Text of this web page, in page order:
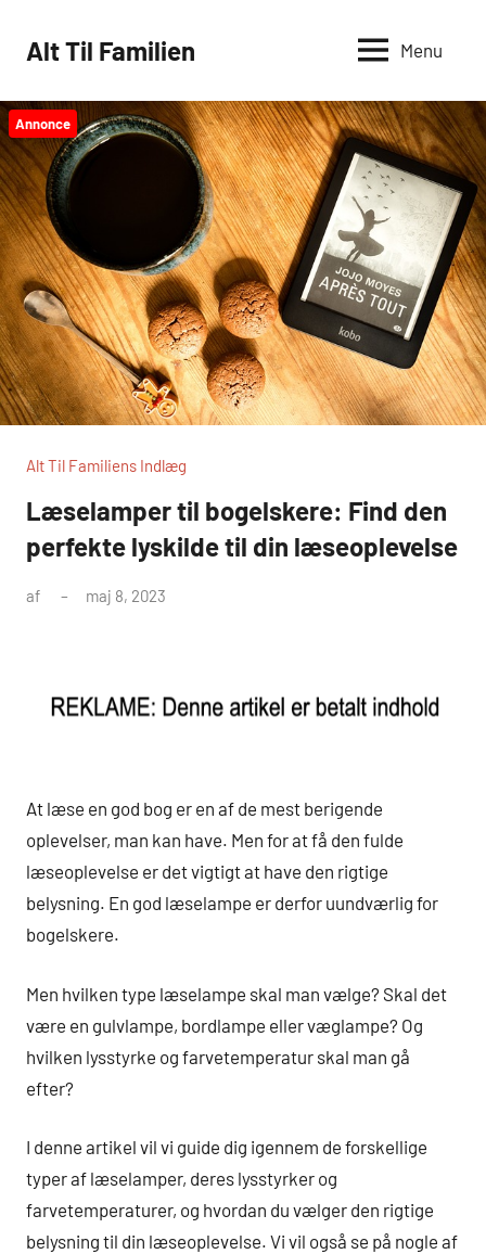
Alt Til Familien Menu
Annonce
Alt Til Familiens Indlæg
Læselamper til bogelskere: Find den
perfekte lyskilde til din læseoplevelse
af maj 8, 2023
At læse en god bog er en af de mest berigende
oplevelser, man kan have. Men for at få den fulde
læseoplevelse er det vigtigt at have den rigtige
belysning. En god læselampe er derfor uundværlig for
bogelskere.
Men hvilken type læselampe skal man vælge? Skal det
være en gulvlampe, bordlampe eller væglampe? Og
hvilken lysstyrke og farvetemperatur skal man gå
efter?
I denne artikel vil vi guide dig igennem de forskellige
typer af læselamper, deres lysstyrker og
farvetemperaturer, og hvordan du vælger den rigtige
belysning til din læseoplevelse. Vi vil også se på nogle af